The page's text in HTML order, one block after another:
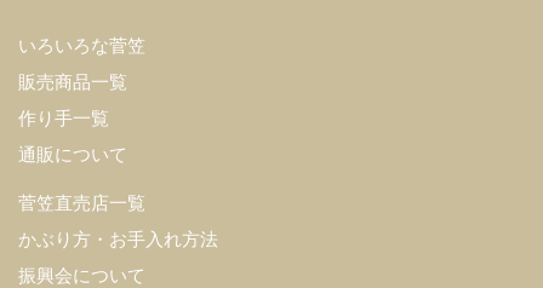
いろいろな菅笠
販売商品一覧
作り手一覧
通販について
菅笠直売店一覧
かぶり方・お手入れ方法
振興会について